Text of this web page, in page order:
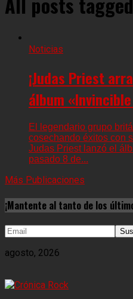
Noticias
¡Judas Priest
álbum
El legendario grupo
cosechando éxitos con
Judas Priest lanzó el
pasado 8 de...
Más Publicaciones
¡Mantente al tanto de los
agosto, 2026